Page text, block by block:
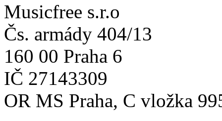
Musicfree s.r.o
Čs. armády 404/13
160 00 Praha 6
IČ 27143309
OR MS Praha, C vložka